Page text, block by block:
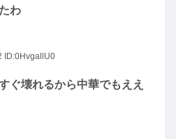
わ
ID:0HvgallU0
ぐ壊れるから中華でもええ